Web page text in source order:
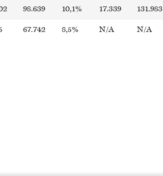
98.639 10,1% 17.339 131.983
67.742 8,5% N/A N/A